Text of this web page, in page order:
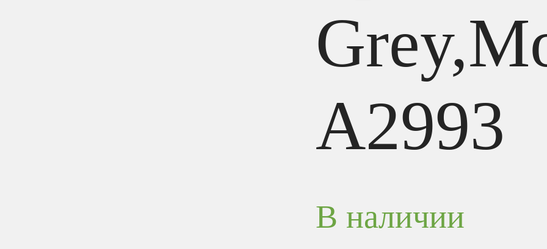
A2993
В наличии